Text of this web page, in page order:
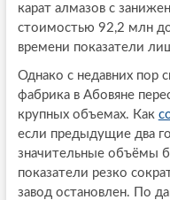
карат алмазов с
стоимостью 92,2 млн
времени показатели
Однако с недавних пор
фабрика в Абовяне
крупных объемах. Как
если предыдущие два
значительные объёмы
показатели резко
завод остановлен. По